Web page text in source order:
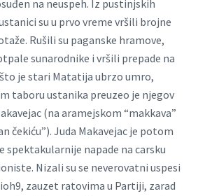
na neuspeh. Iz pustinjskih
su u prvo vreme vršili brojne
Rušili su paganske hramove,
sunarodnike i vršili prepade na
je stari Matatija ubrzo umro,
taboru ustanika preuzeo je njegov
(na aramejskom “makkava”
čekiću”). Juda Makavejac je potom
spektakularnije napade na carsku
Nizali su se neverovatni uspesi
zauzet ratovima u Partiji, zarad